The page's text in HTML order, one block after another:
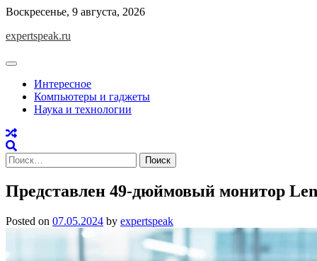
Skip
content
Воскресенье, 9 августа, 2026
expertspeak.ru
Интересное
Компьютеры и гаджеты
Наука и технологии
Найти:
Представлен 49-дюймовый монитор
Posted on 07.05.2024 by expertspeak